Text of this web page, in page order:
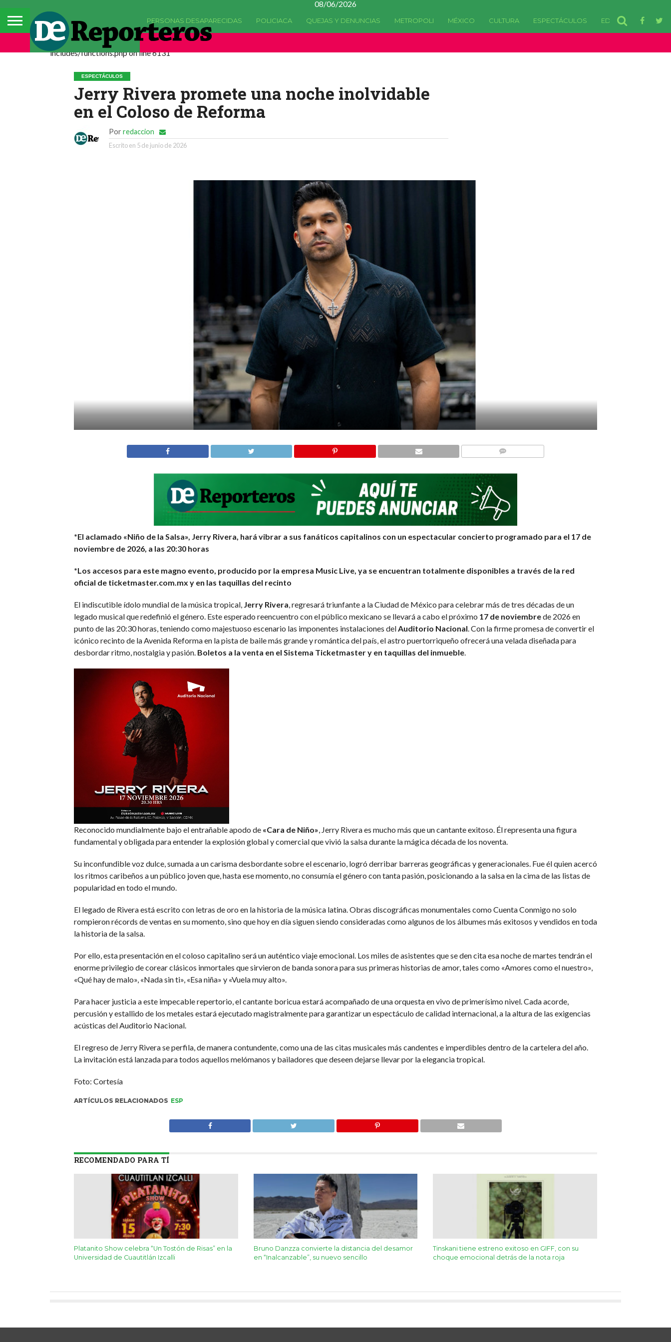
08/06/2026
PERSONAS DESAPARECIDAS POLICIACA QUEJAS Y DENUNCIAS METROPOLI MÉXICO CULTURA ESPECTÁCULOS EDOMEX
Deprecated: La función comments_popup_script ha quedado
includes/functions.php on line 6131
ESPECTÁCULOS
Jerry Rivera promete una noche inolvidable
en el Coloso de Reforma
Por redaccion
Escrito en 5 de junio de 2026
*El aclamado «Niño de la Salsa», Jerry Rivera, hará vibrar a sus fanáticos capitalinos con un espectacular concierto programado para el 17 de
noviembre de 2026, a las 20:30 horas
*Los accesos para este magno evento, producido por la empresa Music Live, ya se encuentran totalmente disponibles a través de la red
oficial de ticketmaster.com.mx y en las taquillas del recinto
El indiscutible ídolo mundial de la música tropical, Jerry Rivera, regresará triunfante a la Ciudad de México para celebrar más de tres décadas de un
legado musical que redefinió el género. Este esperado reencuentro con el público mexicano se llevará a cabo el próximo 17 de noviembrede 2026 en
punto de las 20:30 horas, teniendo como majestuoso escenario las imponentes instalaciones delAuditorio Nacional. Con la firme promesa de convertir el
icónico recinto de la Avenida Reforma en la pista de baile más grande y romántica del país, el astro puertorriqueño ofrecerá una velada diseñada para
desbordar ritmo, nostalgia y pasión. Boletos a la venta en el Sistema Ticketmaster y en taquillas del inmueble.
Reconocido mundialmente bajo el entrañable apodo de «Cara de Niño», Jerry Rivera es mucho más que un cantante exitoso. Él representa una figura
fundamental y obligada para entender la explosión global y comercial que vivió la salsa durante la mágica década de los noventa.
Su inconfundible voz dulce, sumada a un carisma desbordante sobre el escenario, logró derribar barreras geográficas y generacionales. Fue él quien acercó
los ritmos caribeños a un público joven que, hasta ese momento, no consumía el género con tanta pasión, posicionando a la salsa en la cima de las listas de
popularidad en todo el mundo.
El legado de Rivera está escrito con letras de oro en la historia de la música latina. Obras discográficas monumentales como Cuenta Conmigo no solo
rompieron récords de ventas en su momento, sino que hoy en día siguen siendo consideradas como algunos de los álbumes más exitosos y vendidos en toda
la historia de la salsa.
Por ello, esta presentación en el coloso capitalino será un auténtico viaje emocional. Los miles de asistentes que se den cita esa noche de martes tendrán el
enorme privilegio de corear clásicos inmortales que sirvieron de banda sonora para sus primeras historias de amor, tales como «Amores como el nuestro»,
«Qué hay de malo», «Nada sin ti», «Esa niña» y «Vuela muy alto».
Para hacer justicia a este impecable repertorio, el cantante boricua estará acompañado de una orquesta en vivo de primerísimo nivel. Cada acorde,
percusión y estallido de los metales estará ejecutado magistralmente para garantizar un espectáculo de calidad internacional, a la altura de las exigencias
acústicas del Auditorio Nacional.
El regreso de Jerry Rivera se perfila, de manera contundente, como una de las citas musicales más candentes e imperdibles dentro de la cartelera del año.
La invitación está lanzada para todos aquellos melómanos y bailadores que deseen dejarse llevar por la elegancia tropical.
Foto: Cortesía
ARTÍCULOS RELACIONADOS ESP
RECOMENDADO PARA TÍ
Platanito Show celebra “Un Tostón de Risas” en la
Universidad de Cuautitlán Izcalli
Bruno Danzza convierte la distancia del desamor
en “Inalcanzable”, su nuevo sencillo
Tinskani tiene estreno exitoso en GIFF, con su
choque emocional detrás de la nota roja